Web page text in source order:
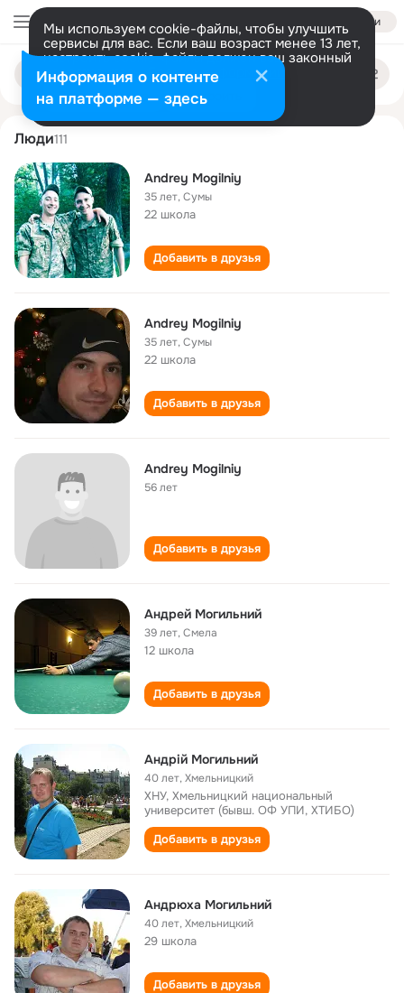
Войти
Мы используем cookie-файлы, чтобы улучшить
сервисы для вас. Если ваш возраст менее 13 лет,
настроить cookie-файлы должен ваш законный
представитель. Больше информации
Разрешить все Настроить
Поиск
людям
andrey mogilniy
Люди111
Andrey Mogilniy
35 лет,Сумы
22 школа
Добавить в друзья
Andrey Mogilniy
35 лет,Сумы
22 школа
Добавить в друзья
Andrey Mogilniy
56 лет
Добавить в друзья
Андрей Могильний
39 лет,Смела
12 школа
Добавить в друзья
Андрій Могильний
40 лет,Хмельницкий
ХНУ, Хмельницкий национальный
университет (бывш. ОФ УПИ, ХТИБО)
Добавить в друзья
Андрюха Могильний
40 лет,Хмельницкий
29 школа
Добавить в друзья
Информация о контенте
на платформе — здесь